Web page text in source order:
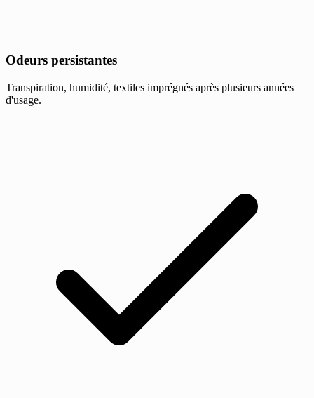
Odeurs persistantes
Transpiration, humidité, textiles imprégnés après plusieurs années
d'usage.